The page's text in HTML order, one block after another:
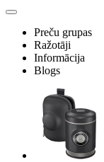
Preču grupas
Ražotāji
Informācija
Blogs